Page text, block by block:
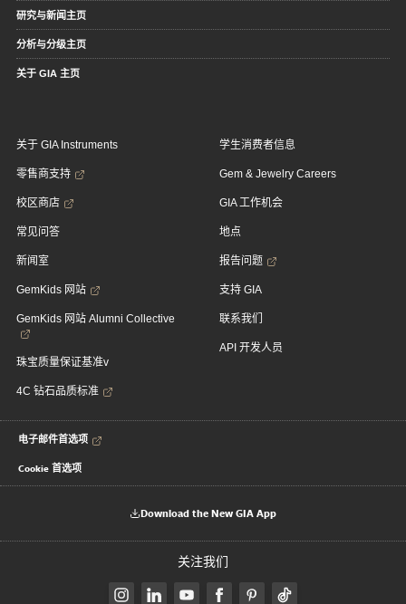
研究与新闻主页
分析与分级主页
关于 GIA 主页
关于 GIA Instruments
零售商支持
校区商店
常见问答
新闻室
GemKids 网站
GemKids 网站 Alumni Collective
珠宝质量保证基准v
4C 钻石品质标准
学生消费者信息
Gem & Jewelry Careers
GIA 工作机会
地点
报告问题
支持 GIA
联系我们
API 开发人员
电子邮件首选项
Cookie 首选项
Download the New GIA App
关注我们